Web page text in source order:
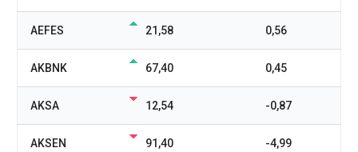
AEFES 21,58 0,56
AKBNK 67,40 0,45
AKSA 12,54 -0,87
AKSEN 91,40 -4,99